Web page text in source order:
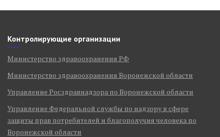
Контролирующие организации
Министерство здравоохранения РФ
Министерство здравоохранения Воронежской области
Управление Росздравнадзора по Воронежской области
Управление Федеральной службы по надзору в сфере
защиты прав потребителей и благополучия человека по
Воронежской области